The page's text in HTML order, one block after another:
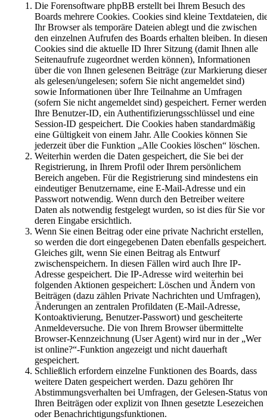
Die Forensoftware phpBB erstellt bei Ihrem Besuch des
Boards mehrere Cookies. Cookies sind kleine Textdateien,
Ihr Browser als temporäre Dateien ablegt und die zwischen
den einzelnen Aufrufen des Boards erhalten bleiben. In diesen
Cookies sind die aktuelle ID Ihrer Sitzung (damit Ihnen alle
Seitenaufrufe zugeordnet werden können), Informationen
über die von Ihnen gelesenen Beiträge (zur Markierung dieser
als gelesen/ungelesen; sofern Sie nicht angemeldet sind)
sowie Informationen über Ihre Teilnahme an Umfragen
(sofern Sie nicht angemeldet sind) gespeichert. Ferner werden
Ihre Benutzer-ID, ein Authentifizierungsschlüssel und eine
Session-ID gespeichert. Die Cookies haben standardmäßig
eine Gültigkeit von einem Jahr. Alle Cookies können Sie
jederzeit über die Funktion „Alle Cookies löschen“ löschen.
Weiterhin werden die Daten gespeichert, die Sie bei der
Registrierung, in Ihrem Profil oder Ihrem persönlichem
Bereich angeben. Für die Registrierung sind mindestens ein
eindeutiger Benutzername, eine E-Mail-Adresse und ein
Passwort notwendig. Wenn durch den Betreiber weitere
Daten als notwendig festgelegt wurden, so ist dies für Sie vor
deren Eingabe ersichtlich.
Wenn Sie einen Beitrag oder eine private Nachricht erstellen,
so werden die dort eingegebenen Daten ebenfalls gespeichert.
Gleiches gilt, wenn Sie einen Beitrag als Entwurf
zwischenspeichern. In diesen Fällen wird auch Ihre IP-
Adresse gespeichert. Die IP-Adresse wird weiterhin bei
folgenden Aktionen gespeichert: Löschen und Ändern von
Beiträgen (dazu zählen Private Nachrichten und Umfragen),
Änderungen an zentralen Profildaten (E-Mail-Adresse,
Kontoaktivierung, Benutzer-Passwort) und gescheiterte
Anmeldeversuche. Die von Ihrem Browser übermittelte
Browser-Kennzeichnung (User Agent) wird nur in der „Wer
ist online?“-Funktion angezeigt und nicht dauerhaft
gespeichert.
Schließlich erfordern einzelne Funktionen des Boards, dass
weitere Daten gespeichert werden. Dazu gehören Ihr
Abstimmungsverhalten bei Umfragen, der Gelesen-Status von
Ihren Beiträgen oder explizit von Ihnen gesetzte Lesezeichen
oder Benachrichtigungsfunktionen.